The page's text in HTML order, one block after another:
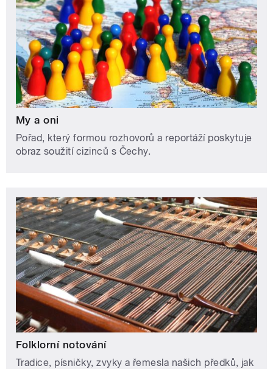
My a oni
Pořad, který formou rozhovorů a reportáží poskytuje
obraz soužití cizinců s Čechy.
Folklorní notování
Tradice, písničky, zvyky a řemesla našich předků, jak